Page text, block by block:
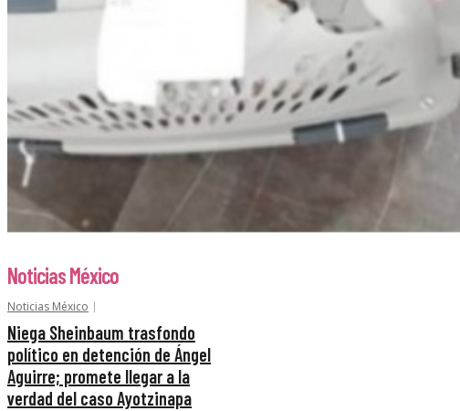
Noticias México
Noticias México
Niega Sheinbaum trasfondo
político en detención de Ángel
Aguirre; promete llegar a la
verdad del caso Ayotzinapa